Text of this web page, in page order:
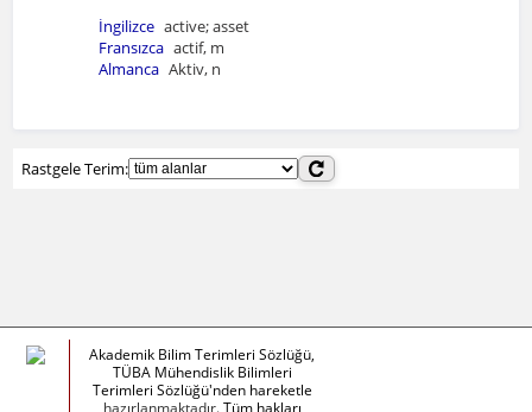
İngilizce active; asset
Fransızca actif, m
Almanca Aktiv, n
Rastgele Terim:
Akademik Bilim Terimleri Sözlüğü,
TÜBA Mühendislik Bilimleri
Terimleri Sözlüğü'nden hareketle
hazırlanmaktadır. Tüm hakları